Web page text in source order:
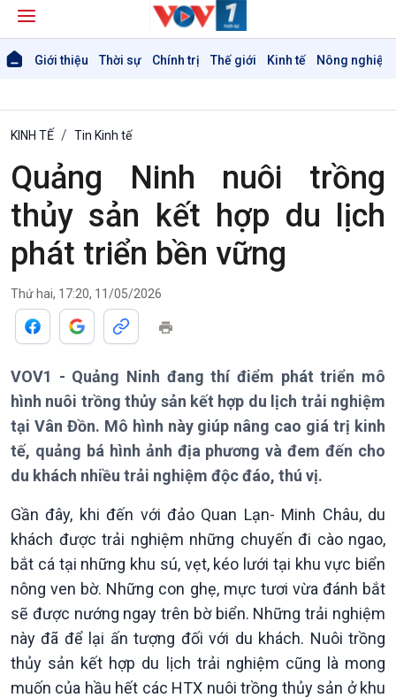
Giới thiệu Thời sự Chính trị Thế giới Kinh tế Nông nghiệp
Giới thiệu
Thời sự
Thời sự 6h
Thời sự 12h
Thời sự 18h
Thời sự 21h30
Bản tin
Chuyên mục
Theo dòng Thời sự
KINH TẾ Tin Kinh tế
Quảng Ninh nuôi trồng
thủy sản kết hợp du lịch
phát triển bền vững
Thứ hai, 17:20, 11/05/2026
VOV1 - Quảng Ninh đang thí điểm phát triển mô
hình nuôi trồng thủy sản kết hợp du lịch trải nghiệm
tại Vân Đồn. Mô hình này giúp nâng cao giá trị kinh
tế, quảng bá hình ảnh địa phương và đem đến cho
du khách nhiều trải nghiệm độc đáo, thú vị.
Gần đây, khi đến với đảo Quan Lạn- Minh Châu, du
khách được trải nghiệm những chuyến đi cào ngao,
bắt cá tại những khu sú, vẹt, kéo lưới tại khu vực biển
nông ven bờ. Những con ghẹ, mực tươi vừa đánh bắt
sẽ được nướng ngay trên bờ biển. Những trải nghiệm
này đã để lại ấn tượng đối với du khách. Nuôi trồng
thủy sản kết hợp du lịch trải nghiệm cũng là mong
muốn của hầu hết các HTX nuôi trồng thủy sản ở khu